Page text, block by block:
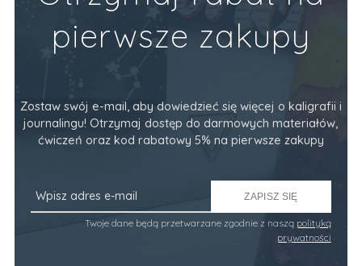
pierwsze zakupy
Zostaw swój e-mail, aby dowiedzieć się więcej o kaligrafii i
journalingu! Otrzymaj dostęp do darmowych materiałów,
ćwiczeń oraz kod rabatowy 5% na pierwsze zakupy
ZAPISZ SIĘ
Twoje dane będą przetwarzane zgodnie z naszą polityką
prywatności